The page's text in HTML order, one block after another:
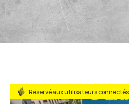
Réservé aux utilisateurs connectés